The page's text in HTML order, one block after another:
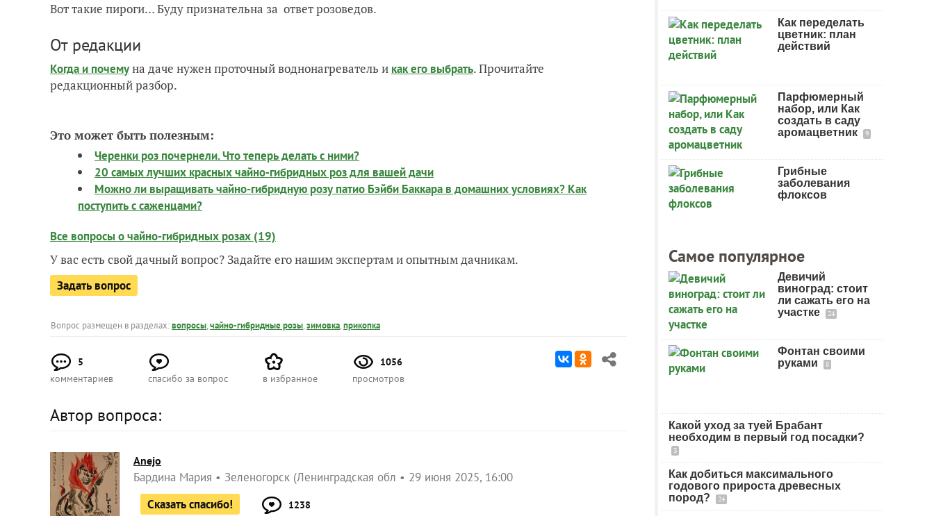
Вот такие пироги… Буду признательна за ответ розоведов.
От редакции
Когда и почемуна даче нужен проточный воднонагреватель и как его выбрать. Прочитайте
редакционный разбор.
Это может быть полезным:
Черенки роз почернели. Что теперь делать с ними?
20 самых лучших красных чайно-гибридных роз для вашей дачи
Можно ли выращивать чайно-гибридную розу патио Бэйби Баккара в домашних условиях? Как
поступить с саженцами?
Все вопросы о чайно-гибридных розах (19)
У вас есть свой дачный вопрос? Задайте его нашим экспертам и опытным дачникам.
Задать вопрос
Вопрос размещен в разделах:вопросы,чайно-гибридные розы,зимовка,прикопка
5
комментариев
спасибо за вопрос в избранное
1056
просмотров
Автор вопроса:
Anejo
Бардина Мария Зеленогорск (Ленинградская обл
29 июня 2025, 16:00
Сказать спасибо!
1238
Как переделать
цветник: план
действий
Парфюмерный
набор, или Как
создать в саду
аромацветник
9
Грибные
заболевания
флоксов
Самое популярное
Девичий
виноград: стоит
ли сажать его на
участке
24
Фонтан своими
руками
8
Какой уход за туей Брабант
необходим в первый год посадки?
3
Как добиться максимального
годового прироста древесных
пород?
24